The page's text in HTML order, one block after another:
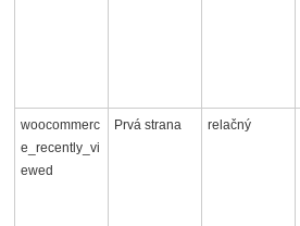
woocommerc
e_recently_vi
ewed
Prvá strana relačný